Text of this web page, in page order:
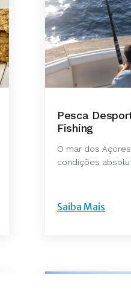
Pesca
Fishing
O mar dos
condições
Saiba Mais